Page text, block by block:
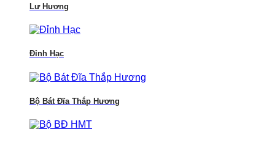
Lư Hương
Đỉnh Hạc
Bộ Bát Đĩa Thắp Hương